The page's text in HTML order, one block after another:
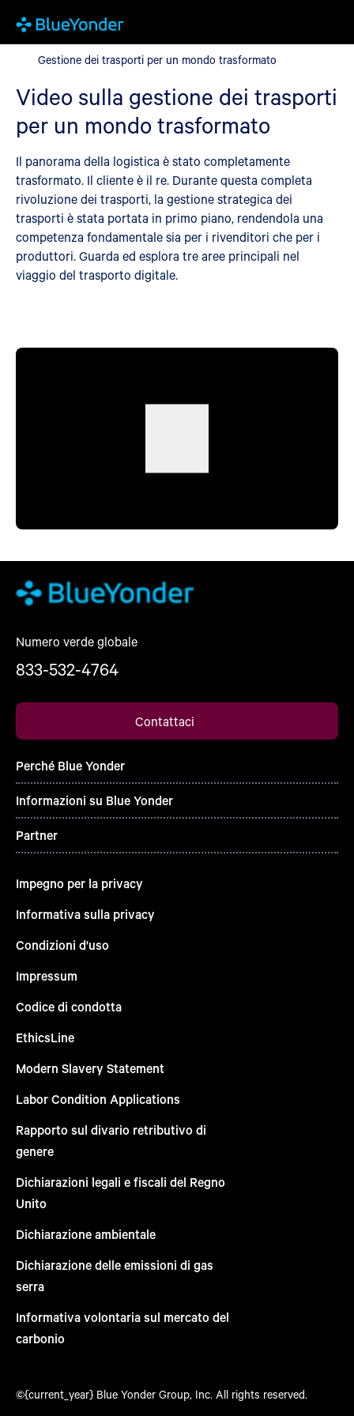
Gestione dei trasporti per un mondo trasformato
Gestione dei trasporti per un mondo trasformato
Video sulla gestione dei trasporti
per un mondo trasformato
Il panorama della logistica è stato completamente
trasformato. Il cliente è il re. Durante questa completa
rivoluzione dei trasporti, la gestione strategica dei
trasporti è stata portata in primo piano, rendendola una
competenza fondamentale sia per i rivenditori che per i
produttori. Guarda ed esplora tre aree principali nel
viaggio del trasporto digitale.
Numero verde globale
833-532-4764
Contattaci
Perché Blue Yonder
Informazioni su Blue Yonder
Partner
Impegno per la privacy
Informativa sulla privacy
Condizioni d'uso
Impressum
Codice di condotta
EthicsLine
Modern Slavery Statement
Labor Condition Applications
Rapporto sul divario retributivo di
genere
Dichiarazioni legali e fiscali del Regno
Unito
Dichiarazione ambientale
Dichiarazione delle emissioni di gas
serra
Informativa volontaria sul mercato del
carbonio
©{current_year} Blue Yonder Group, Inc. All rights reserved.